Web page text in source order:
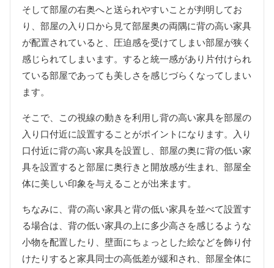
そして部屋の右奥へと送られやすいことが判明してお
り、部屋の入り口から見て部屋奥の両隅に背の高い家具
が配置されていると、圧迫感を受けてしまい部屋が狭く
感じられてしまいます。すると統一感があり片付けられ
ている部屋であっても美しさを感じづらくなってしまい
ます。
そこで、この視線の動きを利用し背の高い家具を部屋の
入り口付近に設置することがポイントになります。入り
口付近に背の高い家具を設置し、部屋の奥に背の低い家
具を設置すると部屋に奥行きと開放感が生まれ、部屋全
体に美しい印象を与えることが出来ます。
ちなみに、背の高い家具と背の低い家具を並べて設置す
る場合は、背の低い家具の上に多少高さを感じるような
小物を配置したり、壁面にちょっとした絵などを飾り付
けたりすると家具同士の高低差が緩和され、部屋全体に